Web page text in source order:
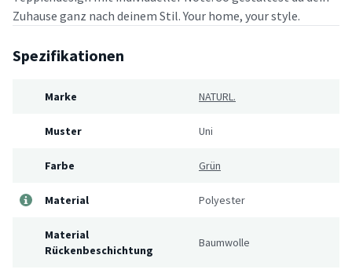
Zuhause ganz nach deinem Stil. Your home, your style.
Spezifikationen
Marke NATURL.
Muster Uni
Farbe Grün
Material Polyester
Material
Rückenbeschichtung
Baumwolle